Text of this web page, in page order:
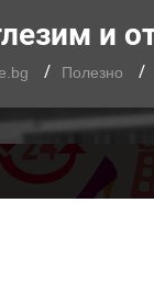
и
Полезно